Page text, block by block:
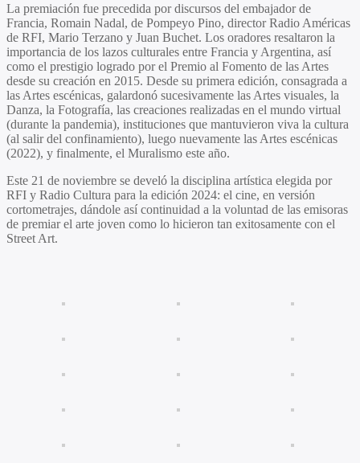
La premiación fue precedida por discursos del embajador de
Francia, Romain Nadal, de Pompeyo Pino, director Radio Américas
de RFI, Mario Terzano y Juan Buchet. Los oradores resaltaron la
importancia de los lazos culturales entre Francia y Argentina, así
como el prestigio logrado por el Premio al Fomento de las Artes
desde su creación en 2015. Desde su primera edición, consagrada a
las Artes escénicas, galardonó sucesivamente las Artes visuales, la
Danza, la Fotografía, las creaciones realizadas en el mundo virtual
(durante la pandemia), instituciones que mantuvieron viva la cultura
(al salir del confinamiento), luego nuevamente las Artes escénicas
(2022), y finalmente, el Muralismo este año.
Este 21 de noviembre se develó la disciplina artística elegida por
RFI y Radio Cultura para la edición 2024: el cine, en versión
cortometrajes, dándole así continuidad a la voluntad de las emisoras
de premiar el arte joven como lo hicieron tan exitosamente con el
Street Art.